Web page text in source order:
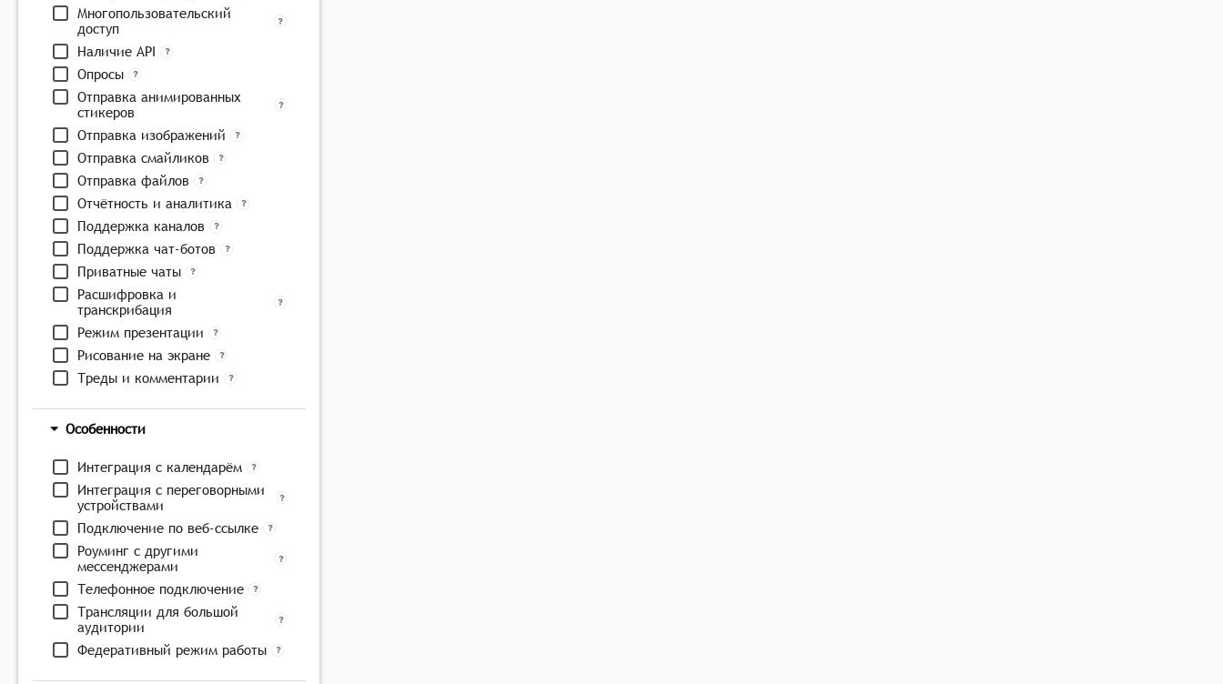
Многопользовательский
доступ
Наличие API
Опросы
Отправка анимированных
стикеров
Отправка изображений
Отправка смайликов
Отправка файлов
Отчётность и аналитика
Поддержка каналов
Поддержка чат-ботов
Приватные чаты
Расшифровка и
транскрибация
Режим презентации
Рисование на экране
Треды и комментарии
Особенности
Интеграция с календарём
Интеграция с переговорными
устройствами
Подключение по веб-ссылке
Роуминг с другими
мессенджерами
Телефонное подключение
Трансляции для большой
аудитории
Федеративный режим работы